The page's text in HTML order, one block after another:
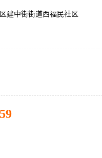
建中街街道西福民社区